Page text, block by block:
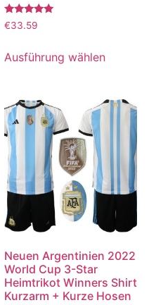
Bewertet
mit
von 5
€33.59
Ausführung wählen
Neuen Argentinien 2022
World Cup 3-Star
Heimtrikot Winners Shirt
Kurzarm + Kurze Hosen